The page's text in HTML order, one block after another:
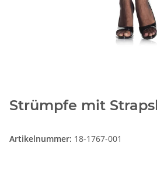
Strümpfe mit
Artikelnummer: 18-1767-001